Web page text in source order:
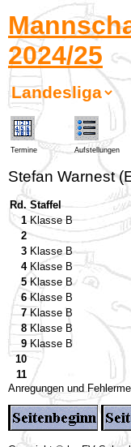
2024/25
Termine Aufstellungen
Stefan Warnest
Rd. Staffel
1 Klasse B
2
3 Klasse B
4 Klasse B
5 Klasse B
6 Klasse B
7 Klasse B
8 Klasse B
9 Klasse B
10
11
Anregungen und